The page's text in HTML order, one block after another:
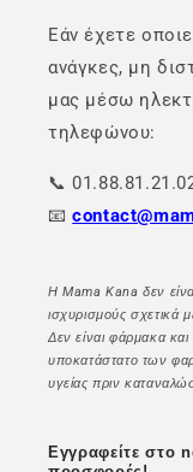
Εάν έχετε
ανάγκες, μη
μας μέσω
τηλεφώνου:
📞
📧
Η Mama Kana δεν
ισχυρισμούς σχετικά
Δεν είναι φάρμακα
υποκατάστατο των
υγείας πριν
Εγγραφείτε στο